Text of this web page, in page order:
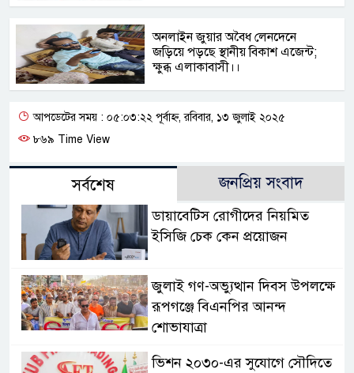
অনলাইন জুয়ার অবৈধ লেনদেনে
জড়িয়ে পড়ছে স্থানীয় বিকাশ এজেন্ট;
ক্ষুব্ধ এলাকাবাসী।।
আপডেটের সময় : ০৫:০৩:২২ পূর্বাহ্ন, রবিবার, ১৩ জুলাই ২০২৫
৮৬৯ Time View
সর্বশেষ জনপ্রিয় সংবাদ
ডায়াবেটিস রোগীদের নিয়মিত
ইসিজি চেক কেন প্রয়োজন
জুলাই গণ-অভ্যুত্থান দিবস উপলক্ষে
রূপগঞ্জে বিএনপির আনন্দ
শোভাযাত্রা
ভিশন ২০৩০-এর সুযোগে সৌদিতে